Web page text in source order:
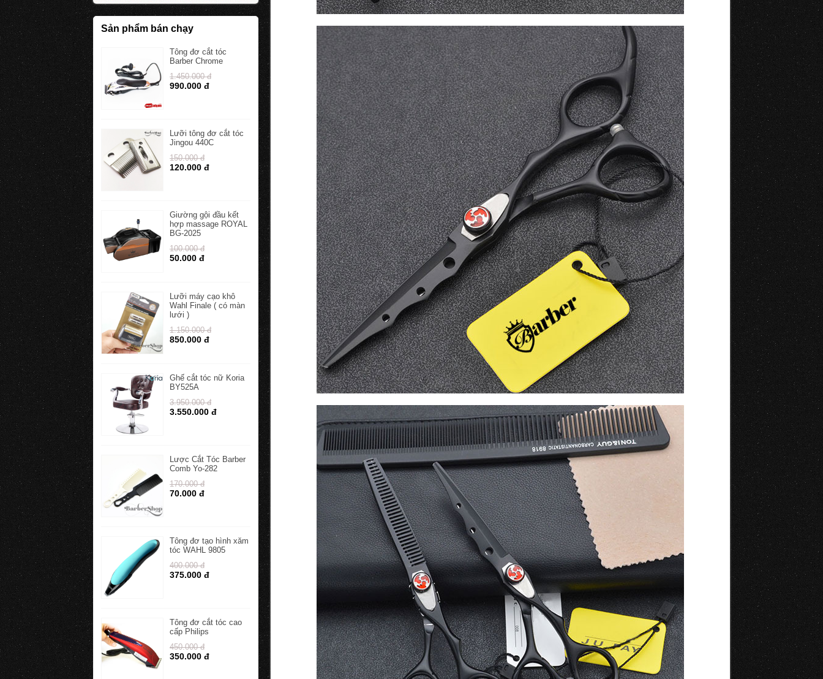
Sản phẩm bán chạy
Tông đơ cắt tóc
Barber Chrome
1.450.000 đ
990.000 đ
Lưỡi tông đơ cắt tóc
Jingou 440C
150.000 đ
120.000 đ
Giường gội đầu kết
hợp massage ROYAL
BG-2025
100.000 đ
50.000 đ
Lưỡi máy cạo khô
Wahl Finale ( có màn
lưới )
1.150.000 đ
850.000 đ
Ghế cắt tóc nữ Koria
BY525A
3.950.000 đ
3.550.000 đ
Lược Cắt Tóc Barber
Comb Yo-282
170.000 đ
70.000 đ
Tông đơ tạo hình xăm
tóc WAHL 9805
400.000 đ
375.000 đ
Tông đơ cắt tóc cao
cấp Philips
450.000 đ
350.000 đ